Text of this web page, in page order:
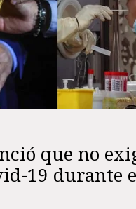
que no
19 durante